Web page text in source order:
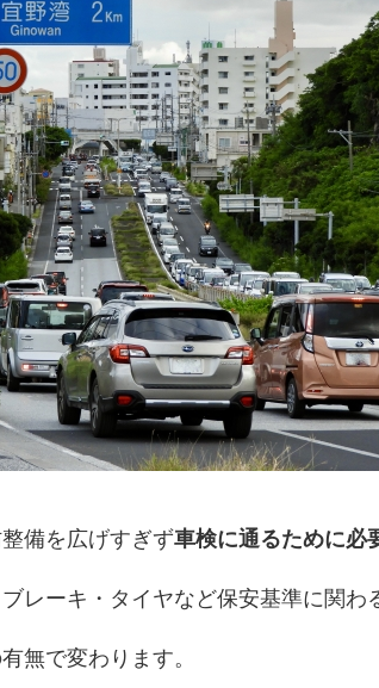
備を広げすぎず車検に通るために必
レーキ・タイヤなど保安基準に関わ
無で変わります。